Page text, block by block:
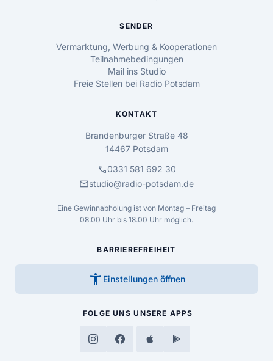
SENDER
Vermarktung, Werbung & Kooperationen
Teilnahmebedingungen
Mail ins Studio
Freie Stellen bei Radio Potsdam
KONTAKT
Brandenburger Straße 48
14467 Potsdam
call0331 581 692 30
mailstudio@radio-potsdam.de
Eine Gewinnabholung ist von Montag – Freitag
08.00 Uhr bis 18.00 Uhr möglich.
BARRIEREFREIHEIT
accessibility_new Einstellungen öffnen
FOLGE UNS UNSERE APPS